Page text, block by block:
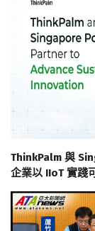
ThinkPalm 與
企業以 IIoT 實踐